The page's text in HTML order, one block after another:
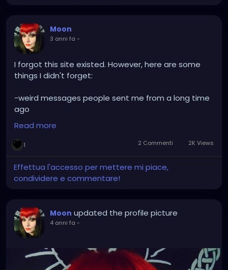
Moon
3 anni fa -
I forgot this site existed. However, here are some
things I didn't forget:
-weird messages people sent me from a long time
ago
-weird messages people sent me from a long time
ago that were incredibly inappropriate, very specific,
and written in a distinctive style
-if you send someone a friend request they will
receive an email
-if you cancel the friend request it does not delete
Leave me alone
Read more
1 2 Commenti 2K Views
Effettua l'accesso per mettere mi piace,
condividere e commentare!
Moon updated the profile picture
4 anni fa -